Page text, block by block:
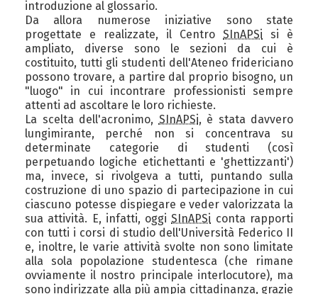
introduzione al glossario.
Da allora numerose iniziative sono state
progettate e realizzate, il Centro SInAPSi si è
ampliato, diverse sono le sezioni da cui è
costituito, tutti gli studenti dell'Ateneo fridericiano
possono trovare, a partire dal proprio bisogno, un
"luogo" in cui incontrare professionisti sempre
attenti ad ascoltare le loro richieste.
La scelta dell'acronimo, SInAPSi, è stata davvero
lungimirante, perché non si concentrava su
determinate categorie di studenti (così
perpetuando logiche etichettanti e 'ghettizzanti')
ma, invece, si rivolgeva a tutti, puntando sulla
costruzione di uno spazio di partecipazione in cui
ciascuno potesse dispiegare e veder valorizzata la
sua attività. E, infatti, oggiSInAPSi conta rapporti
con tutti i corsi di studio dell'Università Federico II
e, inoltre, le varie attività svolte non sono limitate
alla sola popolazione studentesca (che rimane
ovviamente il nostro principale interlocutore), ma
sono indirizzate alla più ampia cittadinanza, grazie